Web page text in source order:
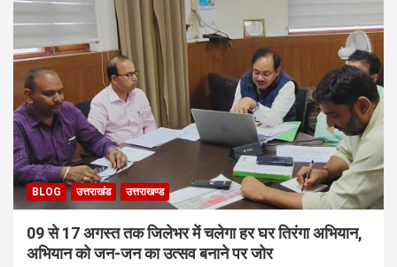
BLOG उत्तराखंड उत्तराखण्ड
09 से 17 अगस्त तक जिलेभर में चलेगा हर घर तिरंगा अभियान,
अभियान को जन-जन का उत्सव बनाने पर जोर